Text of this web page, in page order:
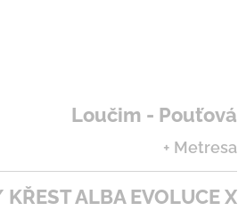
Loučim - Pouťová
+ Metresa
ALBA EVOLUCE X